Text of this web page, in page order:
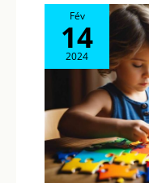
Fév
14
2024